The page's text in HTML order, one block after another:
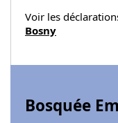
Voir les
Bosny
Bosquée